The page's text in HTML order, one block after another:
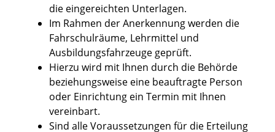
die eingereichten Unterlagen.
Im Rahmen der Anerkennung werden die
Fahrschulräume, Lehrmittel und
Ausbildungsfahrzeuge geprüft.
Hierzu wird mit Ihnen durch die Behörde
beziehungsweise eine beauftragte Person
oder Einrichtung ein Termin mit Ihnen
vereinbart.
Sind alle Voraussetzungen für die Erteilung